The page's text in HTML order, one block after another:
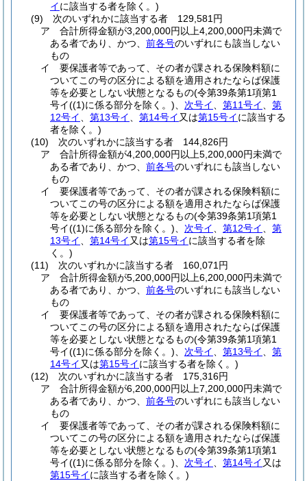
イに該当する者を除く。)
(9)
次のいずれかに該当する者 129,581円
ア
合計所得金額が3,200,000円以上4,200,000円未満で
ある者であり、かつ、 前各号のいずれにも該当しない
もの
イ
要保護者等であって、その者が課される保険料額に
ついてこの号の区分による額を適用されたならば保護
等を必要としない状態となるもの(令第39条第1項第1
号イ((1)に係る部分を除く。) 次号イ 第11号イ
第
12号イ
第13号イ 第14号イ 又は第15号イに該当する
者を除く。)
(10)
次のいずれかに該当する者 144,826円
ア
合計所得金額が4,200,000円以上5,200,000円未満で
ある者であり、かつ、 前各号のいずれにも該当しない
もの
イ
要保護者等であって、その者が課される保険料額に
ついてこの号の区分による額を適用されたならば保護
等を必要としない状態となるもの(令第39条第1項第1
号イ((1)に係る部分を除く。) 次号イ 第12号イ
第
13号イ
第14号イ 又は第15号イに該当する者を除
く。)
(11)
次のいずれかに該当する者 160,071円
ア
合計所得金額が5,200,000円以上6,200,000円未満で
ある者であり、かつ、 前各号のいずれにも該当しない
もの
イ
要保護者等であって、その者が課される保険料額に
ついてこの号の区分による額を適用されたならば保護
等を必要としない状態となるもの(令第39条第1項第1
号イ((1)に係る部分を除く。) 次号イ 第13号イ
第
14号イ 又は第15号イに該当する者を除く。)
(12)
次のいずれかに該当する者 175,316円
ア
合計所得金額が6,200,000円以上7,200,000円未満で
ある者であり、かつ、 前各号のいずれにも該当しない
もの
イ
要保護者等であって、その者が課される保険料額に
ついてこの号の区分による額を適用されたならば保護
等を必要としない状態となるもの(令第39条第1項第1
号イ((1)に係る部分を除く。) 次号イ 第14号イ 又は
第15号イに該当する者を除く。)